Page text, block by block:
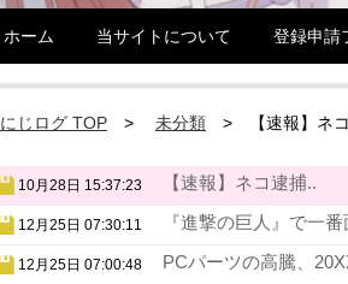
ホーム 当サイトについて 登録申請
にじログ TOP 未分類 【速報】ネ
10月28日 15:37:23 【速報】ネコ逮捕..
12月25日 07:30:11 『進撃の巨人』で一
12月25日 07:00:48 PCパーツの高騰、